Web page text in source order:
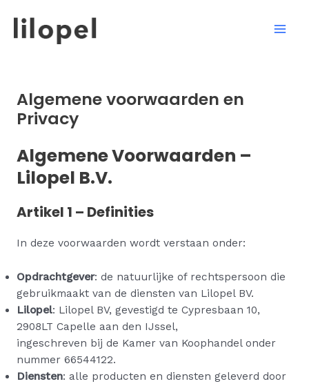
naar
Algemene voorwaarden en
Privacy
Algemene Voorwaarden –
Lilopel B.V.
Artikel 1 – Definities
In deze voorwaarden wordt verstaan onder:
Opdrachtgever: de natuurlijke of rechtspersoon die
gebruikmaakt van de diensten van Lilopel BV.
Lilopel: Lilopel BV, gevestigd te Cypresbaan 10,
2908LT Capelle aan den IJssel,
ingeschreven bij de Kamer van Koophandel onder
nummer 66544122.
Diensten: alle producten en diensten geleverd door